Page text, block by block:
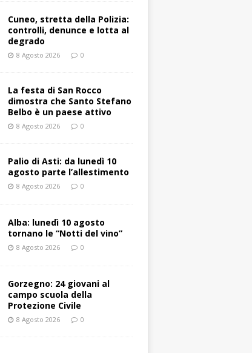
Cuneo, stretta della Polizia:
controlli, denunce e lotta al
degrado
8 Agosto 2026 0
La festa di San Rocco
dimostra che Santo Stefano
Belbo è un paese attivo
8 Agosto 2026 0
Palio di Asti: da lunedì 10
agosto parte l’allestimento
8 Agosto 2026 0
Alba: lunedì 10 agosto
tornano le “Notti del vino”
8 Agosto 2026 0
Gorzegno: 24 giovani al
campo scuola della
Protezione Civile
8 Agosto 2026 0